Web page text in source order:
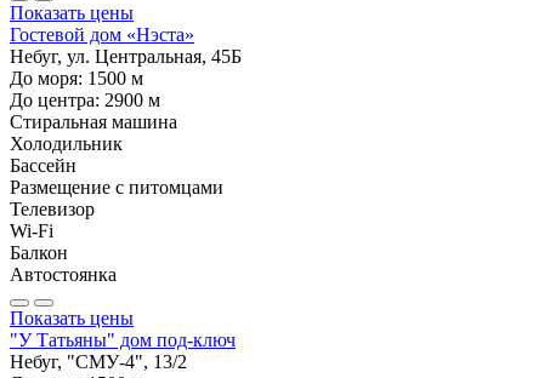
Показать цены
Гостевой дом «Нэста»
Небуг, ул. Центральная, 45Б
До моря: 1500 м
До центра: 2900 м
Стиральная машина
Холодильник
Бассейн
Размещение с питомцами
Телевизор
Wi-Fi
Балкон
Автостоянка
Показать цены
"У Татьяны" дом под-ключ
Небуг, "СМУ-4", 13/2